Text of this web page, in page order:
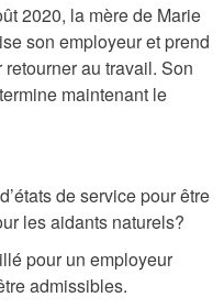
2020, la mère de Marie
son employeur et prend
au travail. Son
maintenant le
de service pour être
les aidants naturels?
pour un employeur
admissibles.